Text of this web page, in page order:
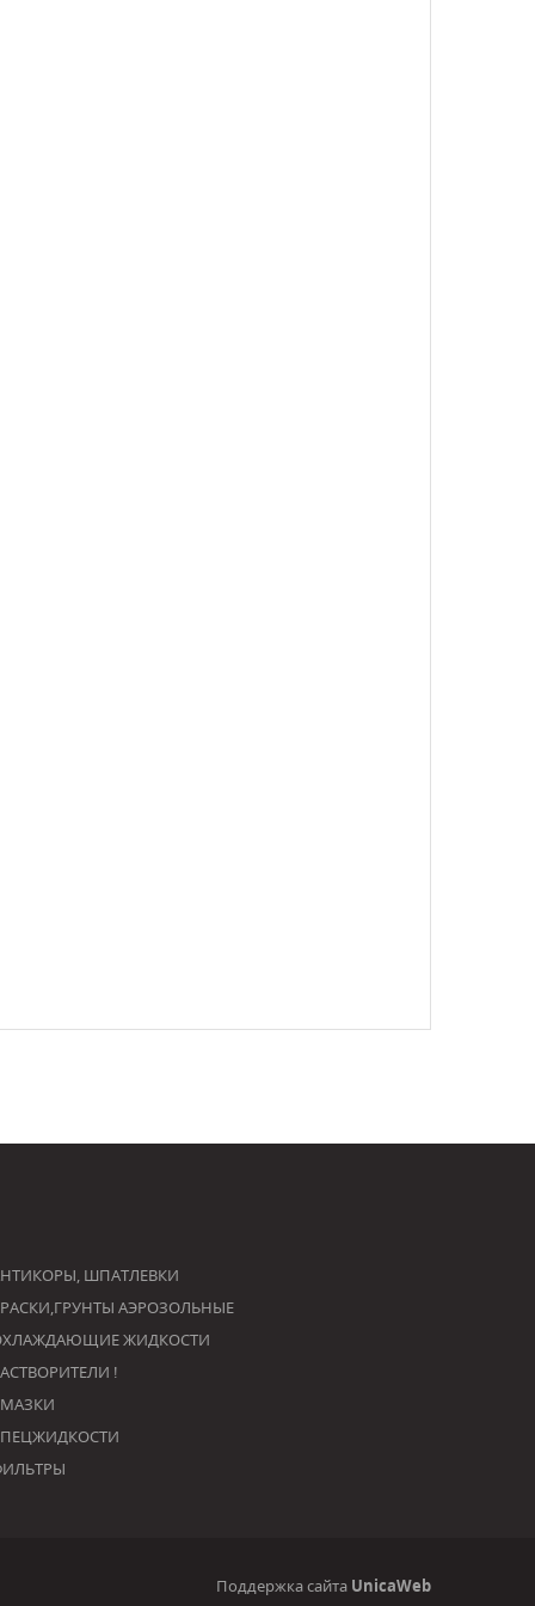
ШПАТЛЕВКИ
АЭРОЗОЛЬНЫЕ
ЖИДКОСТИ
РАСТВОРИТЕЛИ !
Поддержка сайта UnicaWeb